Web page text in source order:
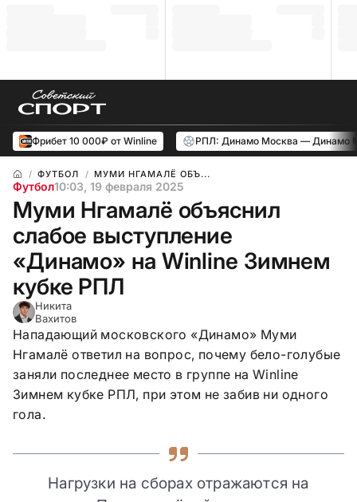
Фрибет 10 000₽ от Winline РПЛ: Динамо Москва — Динамо
ФУТБОЛ МУМИ НГАМАЛЁ ОБЪ...
Футбол10:03, 19 февраля 2025
Муми Нгамалё объяснил
слабое выступление
«Динамо» на Winline Зимнем
кубке РПЛ
Никита
Вахитов
Нападающий московского «Динамо» Муми
Нгамалё ответил на вопрос, почему бело-голубые
заняли последнее место в группе на Winline
Зимнем кубке РПЛ, при этом не забив ни одного
гола.
Нагрузки на сборах отражаются на